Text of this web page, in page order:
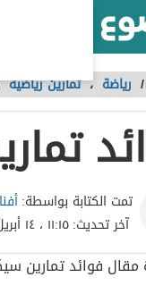
/ رياضة ،تمارين رياضية
تمت الكتابة بواسطة:
آخر تحديث:١١:١٥ ، ١٤ أبريل ٢٠٢٢